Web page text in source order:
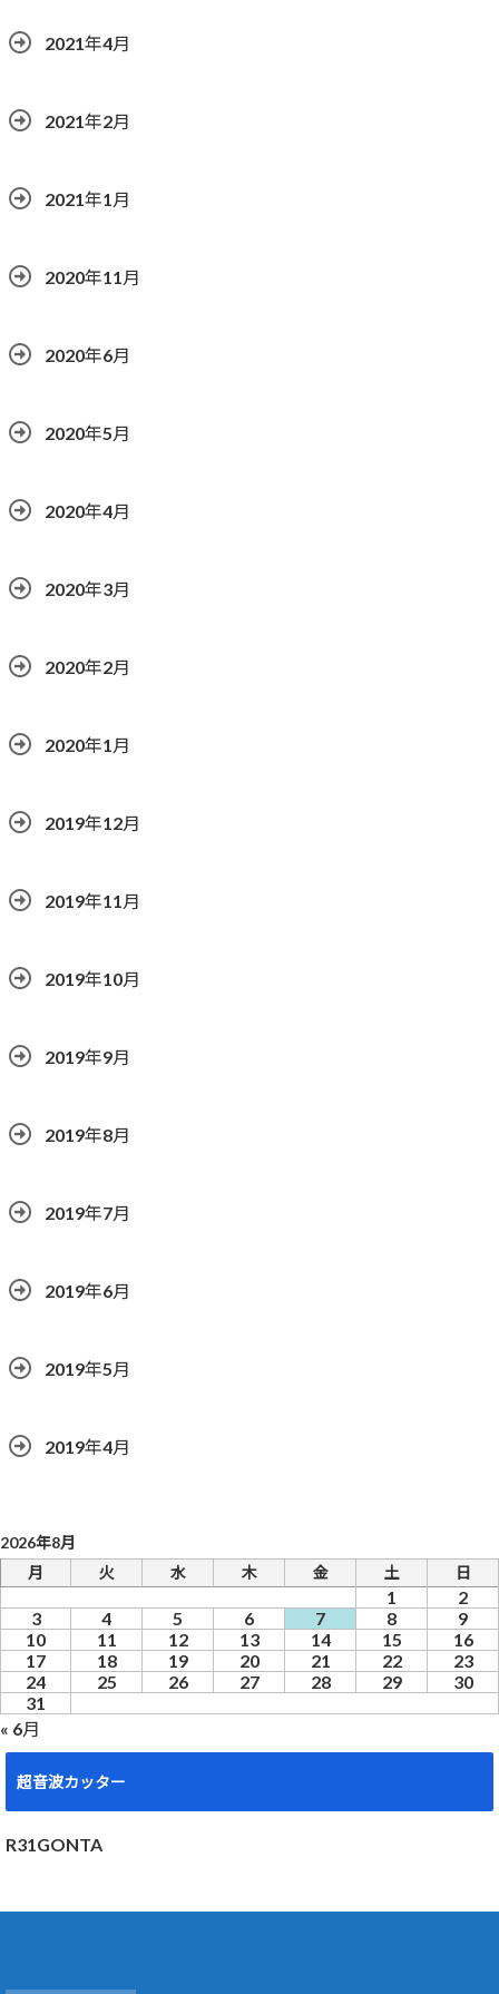
2021年4月
2021年2月
2021年1月
2020年11月
2020年6月
2020年5月
2020年4月
2020年3月
2020年2月
2020年1月
2019年12月
2019年11月
2019年10月
2019年9月
2019年8月
2019年7月
2019年6月
2019年5月
2019年4月
2026年8月
月
火 水 木 金 土 日
1
2
3
4 5 6 7 8
9
10
11 12 13 14 15
16
17
18 19 20 21 22
23
24
25 26 27 28 29
30
31
« 6月
超音波カッター
R31GONTA